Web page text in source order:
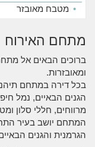
• מטבח מאובזר
מתחם האירוח
ומאובזרות.
בכל דירה במתחם
הגנים הבאיים, נמל
מרווחים, חללי סלון
המתחם יושב בעיר
הגרמנית והגנים